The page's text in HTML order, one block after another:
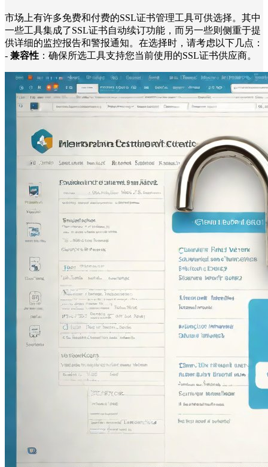
市场上有许多免费和付费的SSL证书管理工具可供选择。其中
一些工具集成了SSL证书自动续订功能，而另一些则侧重于提
供详细的监控报告和警报通知。在选择时，请考虑以下几点：
- 兼容性 ：确保所选工具支持您当前使用的SSL证书供应商。